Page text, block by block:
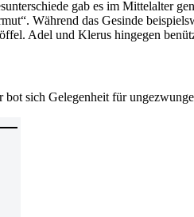
gab es im Mittelalter
Während das Gesinde
Adel und Klerus hingegen
sich Gelegenheit für